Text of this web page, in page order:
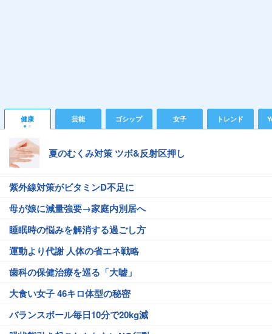
健康 芸能 ゴシップ 女子 トレンド
夏のむくみ対策 ツボ&反射区押し
紫外線対策がビタミンD不足に
母が娘に減量強要→家庭内別居へ
睡眠時の悩みを解消する過ごし方
運動より代謝 人体の省エネ戦略
歯科の保健治療を巡る「大嘘」
大食い女子 46キロ体型の秘密
バランスボール毎日10分で20kg減